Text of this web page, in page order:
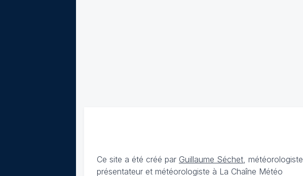
Ce site a été créé par Guillaume Séchet , météorologiste
présentateur et météorologiste à La Chaîne Météo